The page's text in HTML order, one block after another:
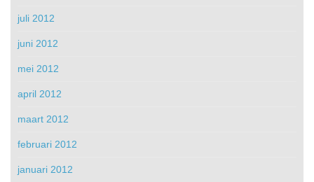
juli 2012
juni 2012
mei 2012
april 2012
maart 2012
februari 2012
januari 2012